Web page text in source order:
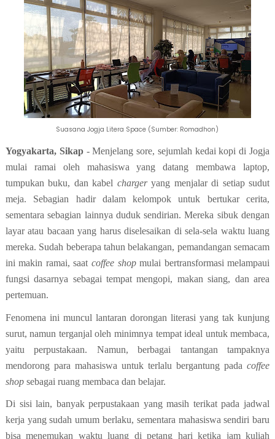
Suasana Jogja Litera Space (Sumber: Romadhon)
Yogyakarta, Sikap - Menjelang sore, sejumlah kedai kopi di Jogja
mulai ramai oleh mahasiswa yang datang membawa laptop,
tumpukan buku, dan kabel chargeryang menjalar di setiap sudut
meja. Sebagian hadir dalam kelompok untuk bertukar cerita,
sementara sebagian lainnya duduk sendirian. Mereka sibuk dengan
layar atau bacaan yang harus diselesaikan di sela-sela waktu luang
mereka. Sudah beberapa tahun belakangan, pemandangan semacam
ini makin ramai, saat coffee shopmulai bertransformasi melampaui
fungsi dasarnya sebagai tempat mengopi, makan siang, dan area
pertemuan.
Fenomena ini muncul lantaran dorongan literasi yang tak kunjung
surut, namun terganjal oleh minimnya tempat ideal untuk membaca,
yaitu perpustakaan. Namun, berbagai tantangan tampaknya
mendorong para mahasiswa untuk terlalu bergantung padacoffee
shopsebagai ruang membaca dan belajar.
Di sisi lain, banyak perpustakaan yang masih terikat pada jadwal
kerja yang sudah umum berlaku, sementara mahasiswa sendiri baru
bisa menemukan waktu luang di petang hari ketika jam kuliah